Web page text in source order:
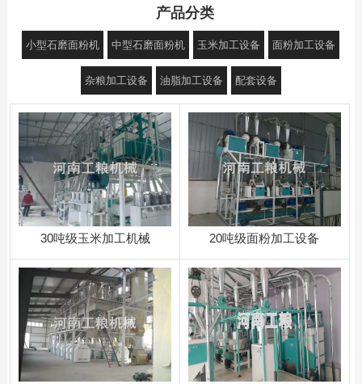
产品分类
小型石磨面粉机 中型石磨面粉机 玉米加工设备 面粉加工设备
杂粮加工设备 油脂加工设备 配套设备
30吨级玉米加工机械 20吨级面粉加工设备